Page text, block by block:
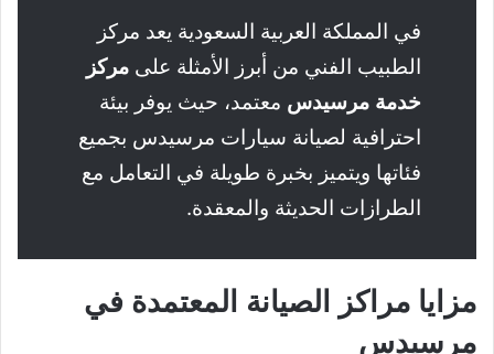
في المملكة العربية السعودية يعد مركز
الطبيب الفني من أبرز الأمثلة على مركز
خدمة مرسيدس معتمد، حيث يوفر بيئة
احترافية لصيانة سيارات مرسيدس بجميع
فئاتها ويتميز بخبرة طويلة في التعامل مع
الطرازات الحديثة والمعقدة.
مزايا مراكز الصيانة المعتمدة في
مرسيدس